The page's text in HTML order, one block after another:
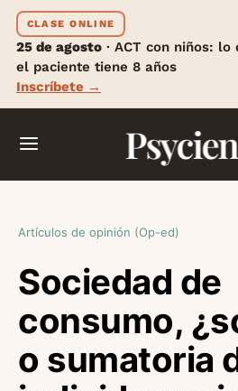
CLASE ONLINE
25 de agosto · ACT con niños:
el paciente tiene 8 años
Inscríbete →
Artículos de opinión (Op-ed)
Sociedad de
consumo,
o sumatoria